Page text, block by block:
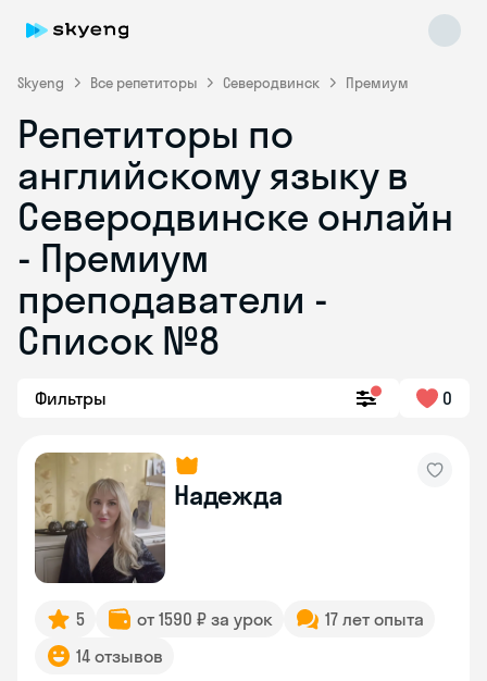
Skyeng Все репетиторы Северодвинск Премиум
Репетиторы по
английскому языку в
Северодвинске онлайн
- Премиум
преподаватели -
Список №8
Фильтры 0
Надежда
5 от 1590 ₽ за урок
17 лет опыта
14 отзывов
Skyeng Chat
online